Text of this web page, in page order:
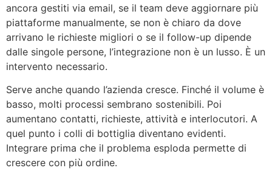
ancora gestiti via email, se il team deve aggiornare più
piattaforme manualmente, se non è chiaro da dove
arrivano le richieste migliori o se il follow-up dipende
dalle singole persone, l’integrazione non è un lusso. È un
intervento necessario.
Serve anche quando l’azienda cresce. Finché il volume è
basso, molti processi sembrano sostenibili. Poi
aumentano contatti, richieste, attività e interlocutori. A
quel punto i colli di bottiglia diventano evidenti.
Integrare prima che il problema esploda permette di
crescere con più ordine.